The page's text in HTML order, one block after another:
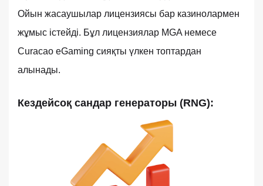
Ойын жасаушылар лицензиясы бар казинолармен
жұмыс істейді. Бұл лицензиялар MGA немесе
Curacao eGaming сияқты үлкен топтардан
алынады.
Кездейсоқ сандар генераторы (RNG):